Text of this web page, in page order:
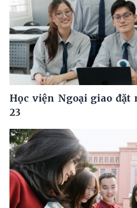
Học viện Ngoại giao đặt
23